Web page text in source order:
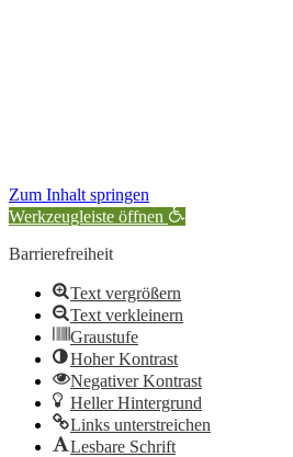
Zum Inhalt springen
Werkzeugleiste öffnen
Barrierefreiheit
Text vergrößern
Text verkleinern
Graustufe
Hoher Kontrast
Negativer Kontrast
Heller Hintergrund
Links unterstreichen
Lesbare Schrift